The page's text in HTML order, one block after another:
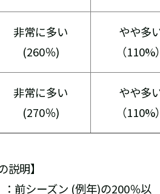
非常に多い
(260％)
やや多
（110%
非常に多い
(270％)
やや多
（110%
説明】
ズン (例年)の200％以